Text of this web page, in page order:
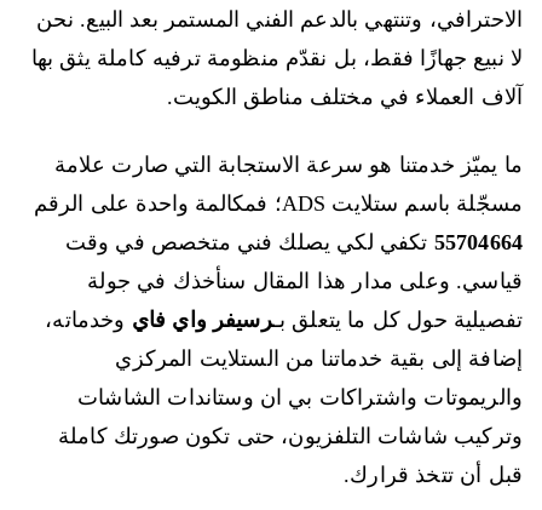
الاحترافي، وتنتهي بالدعم الفني المستمر بعد البيع. نحن
لا نبيع جهازًا فقط، بل نقدّم منظومة ترفيه كاملة يثق بها
آلاف العملاء في مختلف مناطق الكويت.
ما يميّز خدمتنا هو سرعة الاستجابة التي صارت علامة
مسجّلة باسم ستلايت ADS؛ فمكالمة واحدة على الرقم
55704664 تكفي لكي يصلك فني متخصص في وقت
قياسي. وعلى مدار هذا المقال سنأخذك في جولة
تفصيلية حول كل ما يتعلق بـرسيفر واي فاي وخدماته،
إضافة إلى بقية خدماتنا من الستلايت المركزي
والريموتات واشتراكات بي ان وستاندات الشاشات
وتركيب شاشات التلفزيون، حتى تكون صورتك كاملة
قبل أن تتخذ قرارك.